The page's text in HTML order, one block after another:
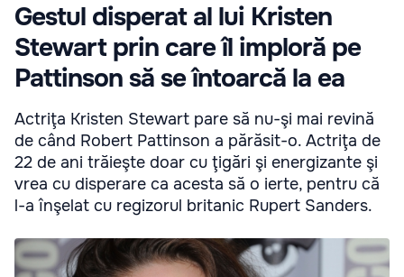
Gestul disperat al lui Kristen
Stewart prin care îl imploră pe
Pattinson să se întoarcă la ea
Actriţa Kristen Stewart pare să nu-şi mai revină
de când Robert Pattinson a părăsit-o. Actriţa de
22 de ani trăieşte doar cu ţigări şi energizante şi
vrea cu disperare ca acesta să o ierte, pentru că
l-a înşelat cu regizorul britanic Rupert Sanders.